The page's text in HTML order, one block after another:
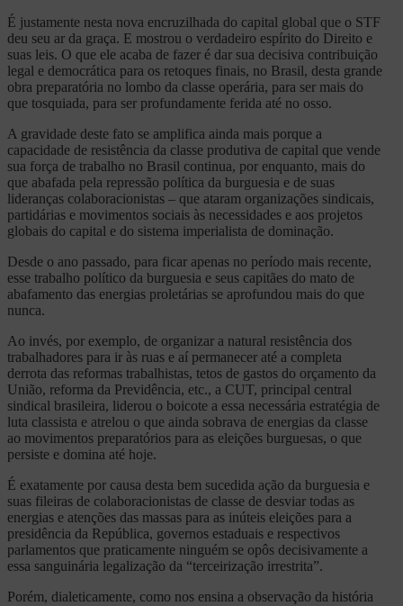
É justamente nesta nova encruzilhada do capital global que o STF
deu seu ar da graça. E mostrou o verdadeiro espírito do Direito e
suas leis. O que ele acaba de fazer é dar sua decisiva contribuição
legal e democrática para os retoques finais, no Brasil, desta grande
obra preparatória no lombo da classe operária, para ser mais do
que tosquiada, para ser profundamente ferida até no osso.
A gravidade deste fato se amplifica ainda mais porque a
capacidade de resistência da classe produtiva de capital que vende
sua força de trabalho no Brasil continua, por enquanto, mais do
que abafada pela repressão política da burguesia e de suas
lideranças colaboracionistas – que ataram organizações sindicais,
partidárias e movimentos sociais às necessidades e aos projetos
globais do capital e do sistema imperialista de dominação.
Desde o ano passado, para ficar apenas no período mais recente,
esse trabalho político da burguesia e seus capitães do mato de
abafamento das energias proletárias se aprofundou mais do que
nunca.
Ao invés, por exemplo, de organizar a natural resistência dos
trabalhadores para ir às ruas e aí permanecer até a completa
derrota das reformas trabalhistas, tetos de gastos do orçamento da
União, reforma da Previdência, etc., a CUT, principal central
sindical brasileira, liderou o boicote a essa necessária estratégia de
luta classista e atrelou o que ainda sobrava de energias da classe
ao movimentos preparatórios para as eleições burguesas, o que
persiste e domina até hoje.
É exatamente por causa desta bem sucedida ação da burguesia e
suas fileiras de colaboracionistas de classe de desviar todas as
energias e atenções das massas para as inúteis eleições para a
presidência da República, governos estaduais e respectivos
parlamentos que praticamente ninguém se opôs decisivamente a
essa sanguinária legalização da “terceirização irrestrita”.
Porém, dialeticamente, como nos ensina a observação da história